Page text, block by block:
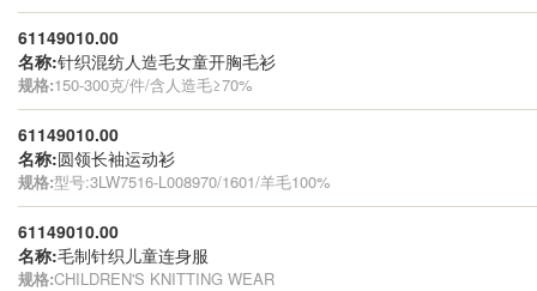
61149010.00
名称:针织混纺人造毛女童开胸毛衫
规格:150-300克/件/含人造毛≥70%
61149010.00
名称:圆领长袖运动衫
规格:型号:3LW7516-L008970/1601/羊毛100%
61149010.00
名称:毛制针织儿童连身服
规格:CHILDREN'S KNITTING WEAR